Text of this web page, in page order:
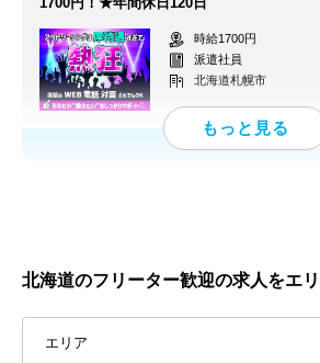
時給1700円
派遣社員
北海道札幌市
北海道のフリーター歓迎の求人をエ
エリア